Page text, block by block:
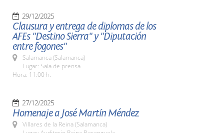
29/12/2025
Clausura y entrega de diplomas de los
AFEs "Destino Sierra" y "Diputación
entre fogones"
Salamanca (Salamanca)
Lugar: Sala de prensa
Hora: 11:00 h.
27/12/2025
Homenaje a José Martín Méndez
Villares de la Reina (Salamanca)